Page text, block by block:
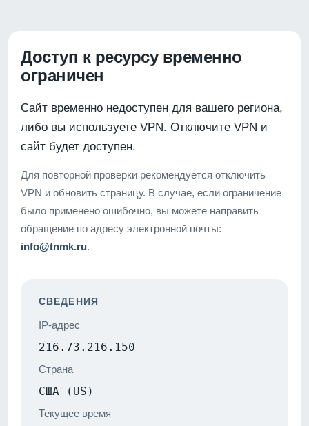
Доступ к ресурсу временно
ограничен
Сайт временно недоступен для вашего региона,
либо вы используете VPN. Отключите VPN и
сайт будет доступен.
Для повторной проверки рекомендуется отключить
VPN и обновить страницу. В случае, если ограничение
было применено ошибочно, вы можете направить
обращение по адресу электронной почты:
info@tnmk.ru.
СВЕДЕНИЯ
IP-адрес
216.73.216.150
Страна
США (US)
Текущее время